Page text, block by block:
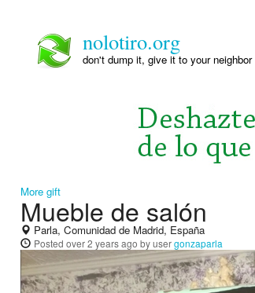
nolotiro.org
don't dump it, give it to your neighbor
More gift
Mueble de salón
Parla, Comunidad de Madrid, España
Posted over 2 years ago by usergonzaparla